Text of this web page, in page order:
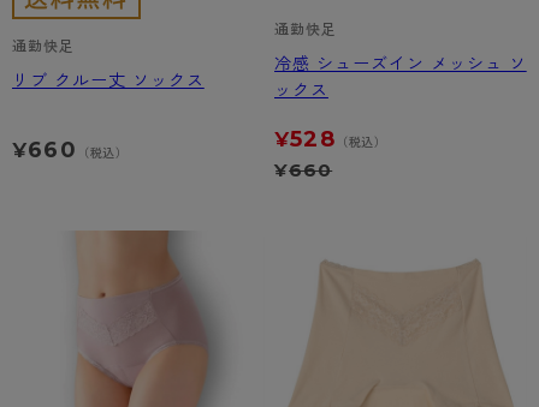
通勤快足
リブ クルー丈 ソックス
¥660 （税込）
通勤快足
冷感 シューズイン メッシュ ソ
ックス
¥528 （税込）
¥660